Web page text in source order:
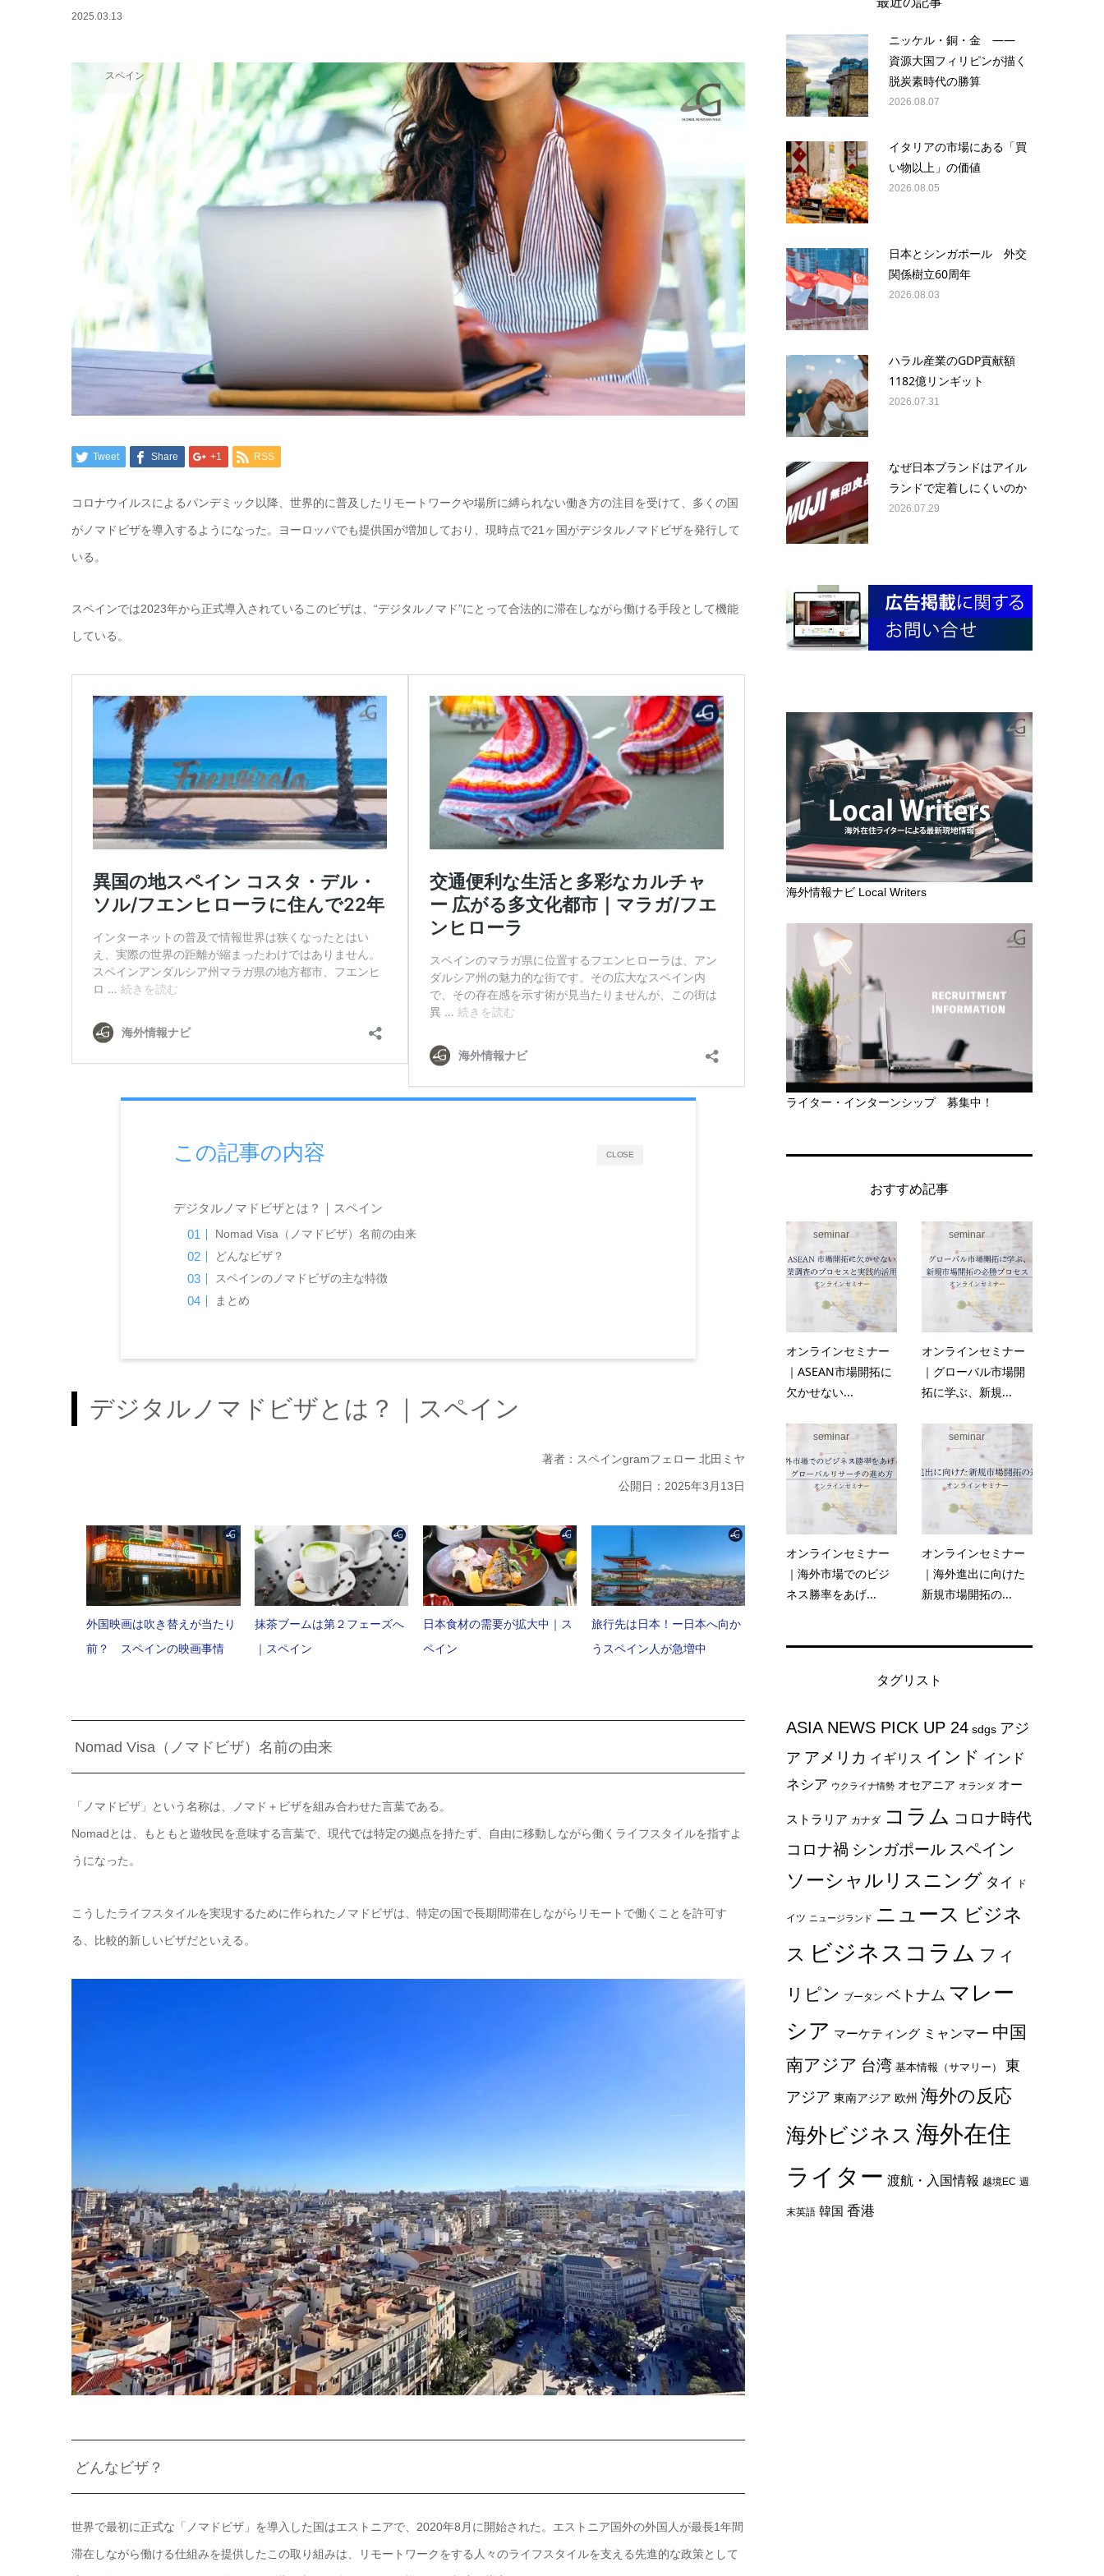
2025.03.13
スペイン
Tweet Share +1 RSS
コロナウイルスによるパンデミック以降、世界的に普及したリモートワークや場所に縛られない働き方の注目を受けて、多くの国
がノマドビザを導入するようになった。ヨーロッパでも提供国が増加しており、現時点で21ヶ国がデジタルノマドビザを発行して
いる。
スペインでは2023年から正式導入されているこのビザは、“デジタルノマド”にとって合法的に滞在しながら働ける手段として機能
している。
CLOSE
この記事の内容
デジタルノマドビザとは？｜スペイン
Nomad Visa（ノマドビザ）名前の由来
どんなビザ？
スペインのノマドビザの主な特徴
まとめ
デジタルノマドビザとは？｜スペイン
著者：スペインgramフェロー 北田ミヤ
公開日：2025年3月13日
外国映画は吹き替えが当たり
前？ スペインの映画事情
抹茶ブームは第２フェーズへ
｜スペイン
日本食材の需要が拡大中｜ス
ペイン
旅行先は日本！ー日本へ向か
うスペイン人が急増中
Nomad Visa（ノマドビザ）名前の由来
「ノマドビザ」という名称は、ノマド＋ビザを組み合わせた言葉である。
Nomadとは、もともと遊牧民を意味する言葉で、現代では特定の拠点を持たず、自由に移動しながら働くライフスタイルを指すよ
うになった。
こうしたライフスタイルを実現するために作られたノマドビザは、特定の国で長期間滞在しながらリモートで働くことを許可す
る、比較的新しいビザだといえる。
どんなビザ？
世界で最初に正式な「ノマドビザ」を導入した国はエストニアで、2020年8月に開始された。エストニア国外の外国人が最長1年間
滞在しながら働ける仕組みを提供したこの取り組みは、リモートワークをする人々のライフスタイルを支える先進的な政策として
ニッケル・銅・金 ——
資源大国フィリピンが描く
脱炭素時代の勝算
2026.08.07
イタリアの市場にある「買
い物以上」の価値
2026.08.05
日本とシンガポール 外交
関係樹立60周年
2026.08.03
ハラル産業のGDP貢献額
1182億リンギット
2026.07.31
なぜ日本ブランドはアイル
ランドで定着しにくいのか
2026.07.29
海外情報ナビ Local Writers
ライター・インターンシップ 募集中！
おすすめ記事
seminar
オンラインセミナー
｜ASEAN市場開拓に
欠かせない...
seminar
オンラインセミナー
｜グローバル市場開
拓に学ぶ、新規...
seminar
オンラインセミナー
｜海外市場でのビジ
ネス勝率をあげ...
seminar
オンラインセミナー
｜海外進出に向けた
新規市場開拓の...
タグリスト
ASIA NEWS PICK UP 24 sdgs アジ
ア アメリカ イギリス インド インド
ネシア ウクライナ情勢 オセアニア オランダ オー
ストラリア カナダ コラム コロナ時代
コロナ禍 シンガポール スペイン
ソーシャルリスニング タイ ド
イツ ニュージランド ニュース ビジネ
ス ビジネスコラム フィ
リピン ブータン ベトナム マレー
シア マーケティング ミャンマー 中国
南アジア 台湾 基本情報（サマリー）
東
アジア 東南アジア 欧州 海外の反応
海外ビジネス 海外在住
ライター 渡航・入国情報 越境EC 週
末英語 韓国 香港